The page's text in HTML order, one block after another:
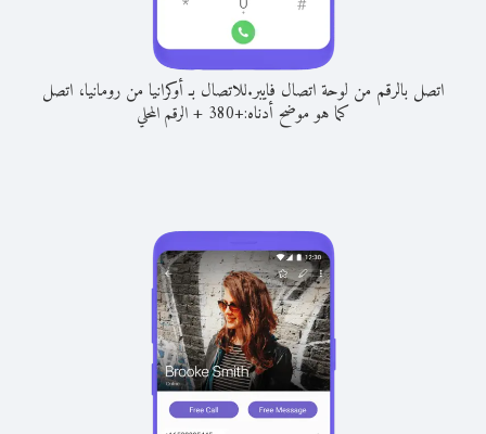
اتصل بالرقم من لوحة اتصال فايبر.للاتصال بـ أوكرانيا من رومانيا، اتصل
كما هو موضح أدناه:+
380
+الرقم المحلي